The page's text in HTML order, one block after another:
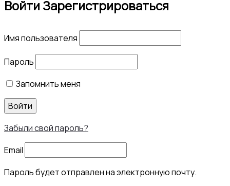
ВойтиЗарегистрироваться
Имя пользователя
Пароль
Запомнить меня
Войти
Забыли свой пароль?
Email
Пароль будет отправлен на электронную почту.